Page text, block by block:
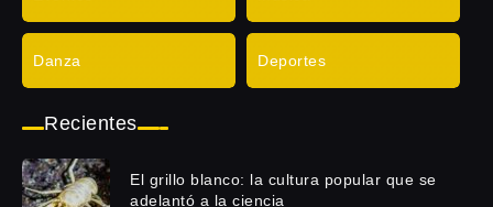
Danza Deportes
Recientes
El grillo blanco: la cultura popular que se
adelantó a la ciencia